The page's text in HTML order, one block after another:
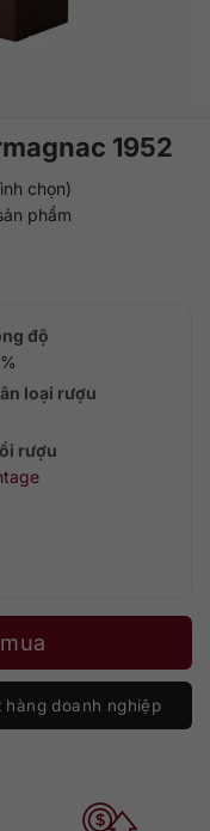
1952
chọn)
phẩm
độ
loại rượu
rượu
hàng doanh nghiệp